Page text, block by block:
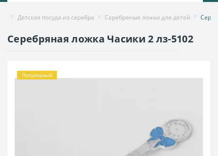
Детская посуда из серебра Серебряные ложки для детей
Серебряная ложка Часики 2 лз-5102
Популярный